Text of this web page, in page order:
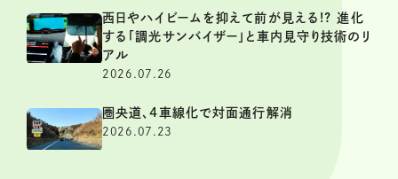
西日やハイビームを抑えて前が見える!? 進化
する「調光サンバイザー」と車内見守り技術のリ
アル
2026.07.26
圏央道、4車線化で対面通行解消
2026.07.23